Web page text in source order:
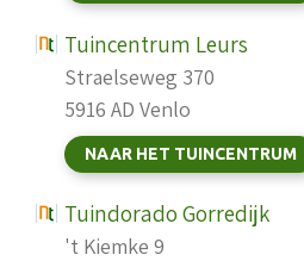
Tuincentrum Leurs
Straelseweg 370
5916 AD Venlo
NAAR HET TUINCENTRUM
Tuindorado Gorredijk
't Kiemke 9